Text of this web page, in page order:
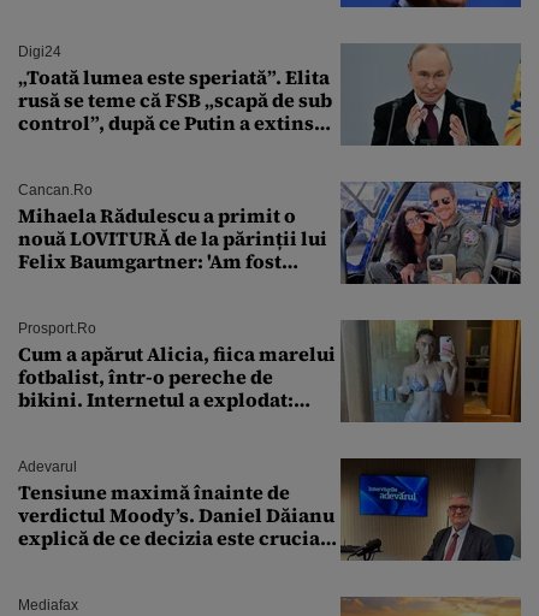
Digi24
„Toată lumea este speriată”. Elita
rusă se teme că FSB „scapă de sub
control”, după ce Putin a extins
Cancan.ro
Mihaela Rădulescu a primit o
nouă LOVITURĂ de la părinții lui
Felix Baumgartner: 'Am fost
Prosport.ro
Cum a apărut Alicia, fiica marelui
fotbalist, într-o pereche de
bikini. Internetul a explodat:
Adevarul
Tensiune maximă înainte de
verdictul Moody’s. Daniel Dăianu
explică de ce decizia este crucială
Mediafax